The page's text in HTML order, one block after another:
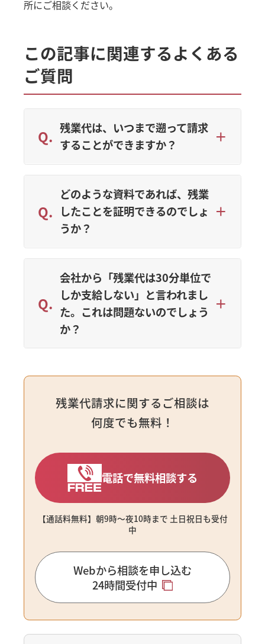
所にご相談ください。
この記事に関連するよくある
ご質問
残業代は、いつまで遡って請求
することができますか？
どのような資料であれば、残業
したことを証明できるのでしょ
うか？
会社から「残業代は30分単位で
しか支給しない」と言われまし
た。これは問題ないのでしょう
か？
残業代請求に関するご相談は
何度でも無料！
電話で無料相談する
【通話料無料】朝9時〜夜10時まで ⼟⽇祝⽇も受付
中
Webから相談を申し込む
24時間受付中